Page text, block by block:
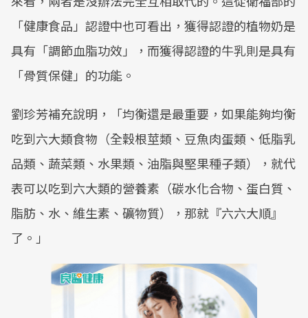
「健康食品」認證中也可看出，獲得認證的植物奶是
具有「調節血脂功效」，而獲得認證的牛乳則是具有
「骨質保健」的功能。
劉珍芳補充說明，「均衡還是最重要，如果能夠均衡
吃到六大類食物（全穀根莖類、豆魚肉蛋類、低脂乳
品類、蔬菜類、水果類、油脂與堅果種子類），就代
表可以吃到六大類的營養素（碳水化合物、蛋白質、
脂肪、水、維生素、礦物質），那就『六六大順』
了。」